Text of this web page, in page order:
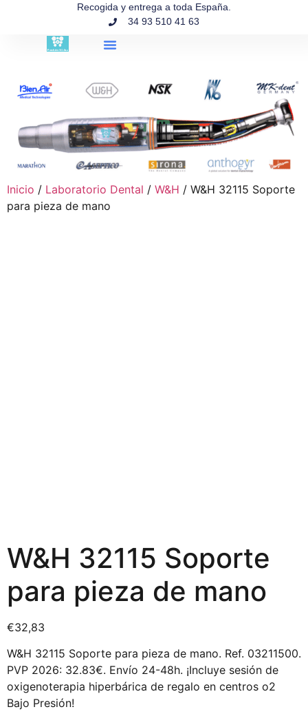
Recogida y entrega a toda España.
34 93 510 41 63
Inicio / Laboratorio Dental / W&H / W&H 32115 Soporte
para pieza de mano
W&H 32115 Soporte
para pieza de mano
€32,83
W&H 32115 Soporte para pieza de mano. Ref. 03211500.
PVP 2026: 32.83€. Envío 24-48h. ¡Incluye sesión de
oxigenoterapia hiperbárica de regalo en centros o2
Bajo Presión!